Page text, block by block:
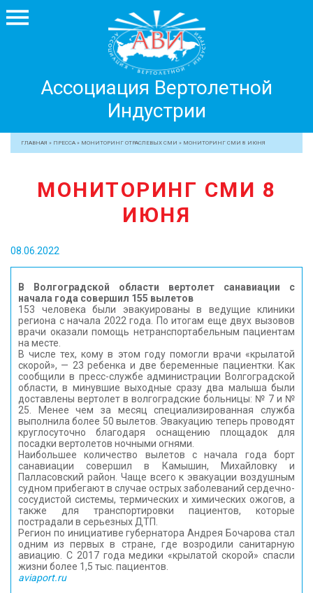
Ассоциация Вертолетной
Индустрии
Вертолетной
Индустрии
+7 499 755 99 29
ЧЛЕНЫ АВИ
ЖУРНАЛ
ПРЕССА
МЕДИА
КОНТАКТЫ
ГЛАВНАЯ » ПРЕССА » МОНИТОРИНГ ОТРАСЛЕВЫХ СМИ » МОНИТОРИНГ СМИ 8 ИЮНЯ
МОНИТОРИНГ СМИ 8
ИЮНЯ
08.06.2022
В Волгоградской области вертолет санавиации с
начала года совершил 155 вылетов
153 человека были эвакуированы в ведущие клиники
региона с начала 2022 года. По итогам еще двух вызовов
врачи оказали помощь нетранспортабельным пациентам
на месте.
В числе тех, кому в этом году помогли врачи «крылатой
скорой», — 23 ребенка и две беременные пациентки. Как
сообщили в пресс-службе администрации Волгоградской
области, в минувшие выходные сразу два малыша были
доставлены вертолет в волгоградские больницы: № 7 и №
25. Менее чем за месяц специализированная служба
выполнила более 50 вылетов. Эвакуацию теперь проводят
круглосуточно благодаря оснащению площадок для
посадки вертолетов ночными огнями.
Наибольшее количество вылетов с начала года борт
санавиации совершил в Камышин, Михайловку и
Палласовский район. Чаще всего к эвакуации воздушным
судном прибегают в случае острых заболеваний сердечно-
сосудистой системы, термических и химических ожогов, а
также для транспортировки пациентов, которые
пострадали в серьезных ДТП.
Регион по инициативе губернатора Андрея Бочарова стал
одним из первых в стране, где возродили санитарную
авиацию. С 2017 года медики «крылатой скорой» спасли
жизни более 1,5 тыс. пациентов.
aviaport.ru